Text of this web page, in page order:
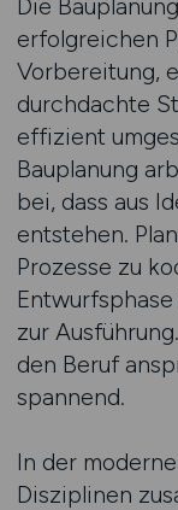
Die
erfolgreichen
Vorbereitung,
durchdachte
effizient
Bauplanung
bei, dass aus
entstehen.
Prozesse zu
zur
den Beruf
spannend.
In der
Disziplinen